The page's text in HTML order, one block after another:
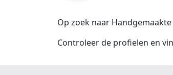
Op zoek naar
Controleer de profielen en